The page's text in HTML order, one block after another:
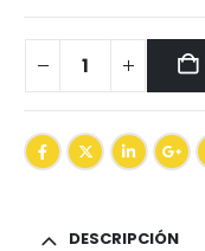
DESCRIPCIÓN